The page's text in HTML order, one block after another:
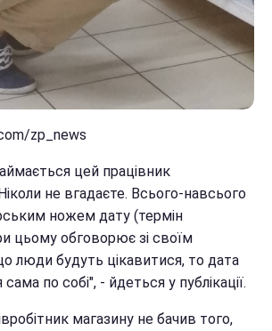
zp_news
цей працівник
не вгадаєте. Всього-навсього
ножем дату (термін
цьому обговорює зі своїм
люди будуть цікавитися, то дата
по собі", - йдеться у публікації.
магазину не бачив того,